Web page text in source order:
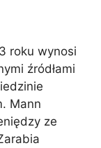
roku wynosi
źródłami
Mann
ze